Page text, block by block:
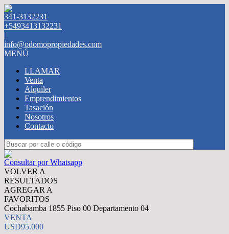
341-3132231
+5493413132231
|
info@odomopropiedades.com
MENÚ
LLAMAR
Venta
Alquiler
Emprendimientos
Tasación
Nosotros
Contacto
Consultar por Whatsapp
VOLVER A
RESULTADOS
AGREGAR A
FAVORITOS
Cochabamba 1855 Piso 00 Departamento 04
VENTA
USD95.000